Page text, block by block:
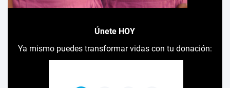
Únete HOY
Ya mismo puedes transformar vidas con tu donación: